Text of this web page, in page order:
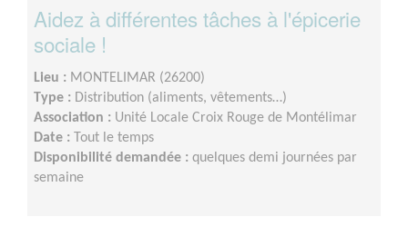
Aidez à différentes tâches à l'épicerie
sociale !
Lieu : MONTELIMAR (26200)
Type : Distribution (aliments, vêtements…)
Association : Unité Locale Croix Rouge de Montélimar
Date : Tout le temps
Disponibilité demandée : quelques demi journées par
semaine